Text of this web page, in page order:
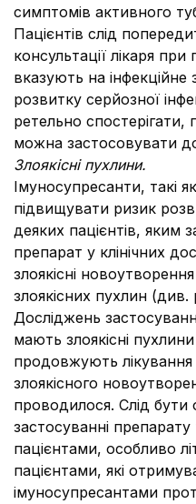
симптомів активного
Пацієнтів слід
консультації лікаря
вказують на
розвитку серйозної
ретельно
можна застосовувати до
Злоякісні пухлини.
Імуносупресанти, такі
підвищувати ризик
деяких пацієнтів, яким
препарат у клінічних
злоякісні
злоякісних пухлин (див.
Досліджень
мають злоякісні
продовжують
злоякісного
проводилося. Слід
застосуванні
пацієнтами, особливо
пацієнтами, які
імуносупресантами